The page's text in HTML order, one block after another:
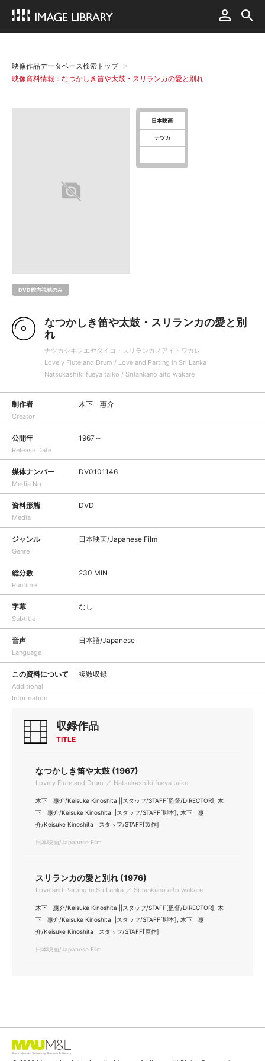
映像作品データベース検索トップ
映像資料情報：なつかしき笛や太鼓・スリランカの愛と別れ
DVD館内視聴のみ
日本映画
ナツカ
なつかしき笛や太鼓・スリランカの愛と別
れ
ナツカシキフエヤタイコ・スリランカノアイトワカレ
Lovely Flute and Drum / Love and Parting in Sri Lanka
Natsukashiki fueya taiko / Srilankano aito wakare
制作者
Creator
木下 惠介
公開年
Release Date
1967～
媒体ナンバー
Media No
DV0101146
資料形態
Media
DVD
ジャンル
Genre
日本映画/Japanese Film
総分数
Runtime
230 MIN
字幕
Subtitle
なし
音声
Language
日本語/Japanese
この資料について
Additional
Information
複数収録
収録作品
TITLE
なつかしき笛や太鼓 (1967)
Lovely Flute and Drum ／ Natsukashiki fueya taiko
木下 惠介/Keisuke Kinoshita ||スタッフ/STAFF[監督/DIRECTOR], 木
下 惠介/Keisuke Kinoshita ||スタッフ/STAFF[脚本], 木下 惠
介/Keisuke Kinoshita ||スタッフ/STAFF[製作]
日本映画/Japanese Film
スリランカの愛と別れ (1976)
Love and Parting in Sri Lanka ／ Srilankano aito wakare
木下 惠介/Keisuke Kinoshita ||スタッフ/STAFF[監督/DIRECTOR], 木
下 惠介/Keisuke Kinoshita ||スタッフ/STAFF[脚本], 木下 惠
介/Keisuke Kinoshita ||スタッフ/STAFF[原作]
日本映画/Japanese Film